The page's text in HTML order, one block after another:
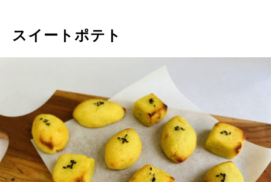
スイートポテト